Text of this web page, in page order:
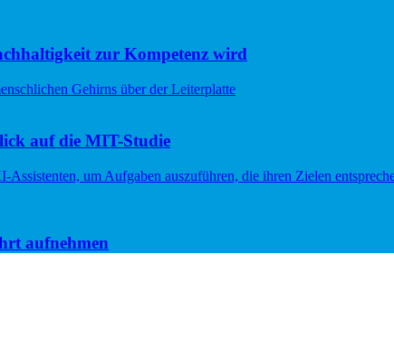
zur Kompetenz wird
auf die MIT-Studie
aufnehmen